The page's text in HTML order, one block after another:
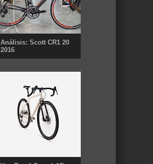
Análisis: Scott CR1 20
2016